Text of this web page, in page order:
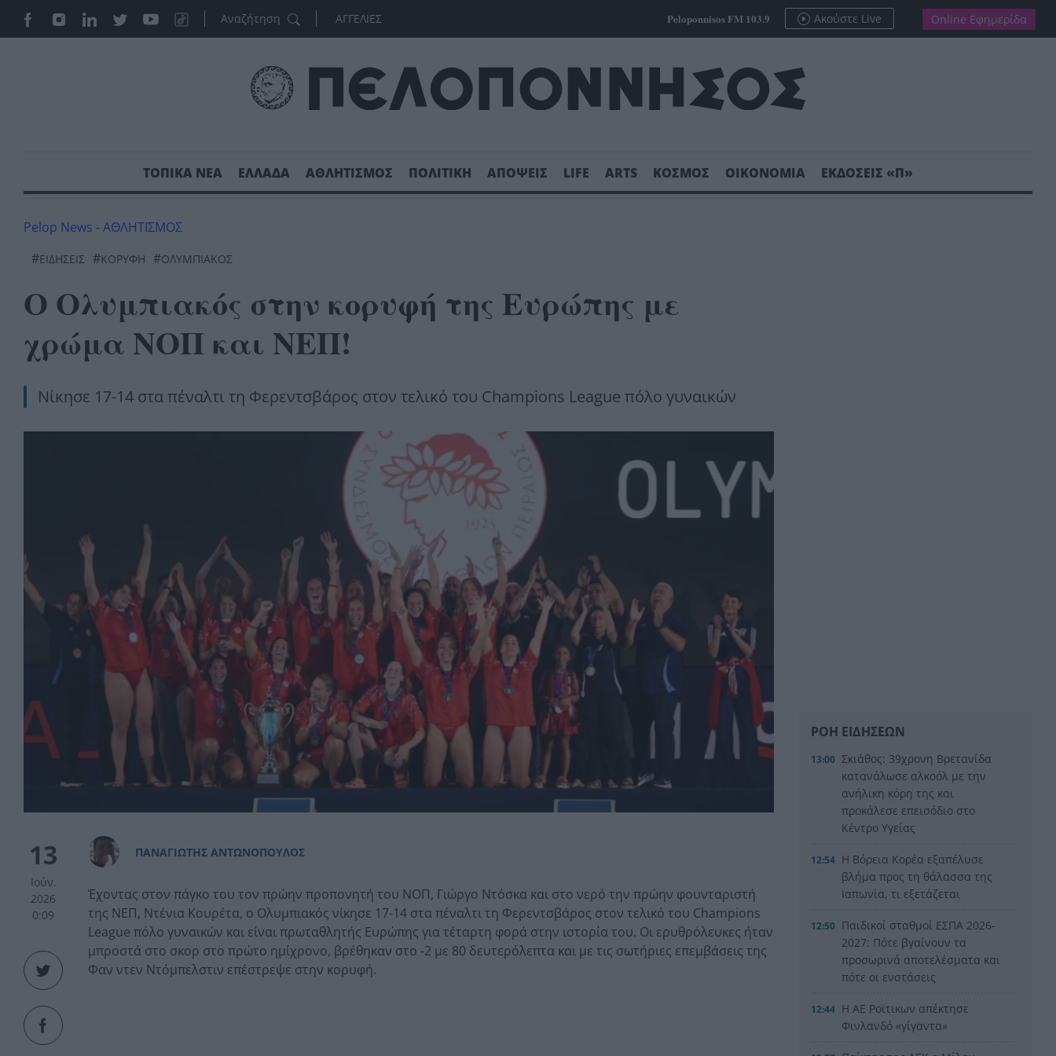
ΑΓΓΕΛΙΕΣ Peloponnisos FM 103.9 Ακούστε Live Online Εφημερίδα
ΤΟΠΙΚΑ ΝΕΑ ΕΛΛΑΔΑ ΑΘΛΗΤΙΣΜΟΣ ΠΟΛΙΤΙΚΗ ΑΠΟΨΕΙΣ LIFE ARTS ΚΟΣΜΟΣ ΟΙΚΟΝΟΜΙΑ ΕΚΔΟΣΕΙΣ «Π»
Pelop News -ΑΘΛΗΤΙΣΜΟΣ
#ΕΙΔΗΣΕΙΣ #ΚΟΡΥΦΉ #ΟΛΥΜΠΙΑΚΌΣ
Ο Ολυμπιακός στην κορυφή της Ευρώπης με
χρώμα ΝΟΠ και ΝΕΠ!
Νίκησε 17-14 στα πέναλτι τη Φερεντσβάρος στον τελικό του Champions League πόλο γυναικών
13
Ιούν.
2026
0:09
ΠAΝΑΓΙΩΤΗΣ ΑΝΤΩΝΟΠΟΥΛΟΣ
Έχοντας στον πάγκο του τον πρώην προπονητή του ΝΟΠ, Γιώργο Ντόσκα και στο νερό την πρώην φουνταριστή
της ΝΕΠ, Ντένια Κουρέτα, ο Ολυμπιακός νίκησε 17-14 στα πέναλτι τη Φερεντσβάρος στον τελικό του Champions
League πόλο γυναικών και είναι πρωταθλητής Ευρώπης για τέταρτη φορά στην ιστορία του. Οι ερυθρόλευκες ήταν
μπροστά στο σκορ στο πρώτο ημίχρονο, βρέθηκαν στο -2 με 80 δευτερόλεπτα και με τις σωτήριες επεμβάσεις της
Φαν ντεν Ντόμπελστιν επέστρεψε στην κορυφή.
ΡΟΗ ΕΙΔΗΣΕΩΝ
13:00 Σκιάθος: 39χρονη Βρετανίδα
κατανάλωσε αλκοόλ με την
ανήλικη κόρη της και
προκάλεσε επεισόδιο στο
Κέντρο Υγείας
12:54 Η Βόρεια Κορέα εξαπέλυσε
βλήμα προς τη θάλασσα της
Ιαπωνία, τι εξετάζεται
12:50 Παιδικοί σταθμοί ΕΣΠΑ 2026-
2027: Πότε βγαίνουν τα
προσωρινά αποτελέσματα και
πότε οι ενστάσεις
12:44 Η ΑΕ Ροϊτικων απέκτησε
Φινλανδό «γίγαντα»